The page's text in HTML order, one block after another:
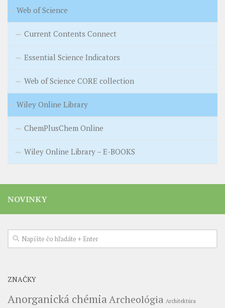
Web of Science
Current Contents Connect
Essential Science Indicators
Web of Science CORE collection
Wiley Online Library
ChemPlusChem Online
Wiley Online Library – E-BOOKS
NOVINKY
ZNAČKY
Anorganická chémia Archeológia Architektúra